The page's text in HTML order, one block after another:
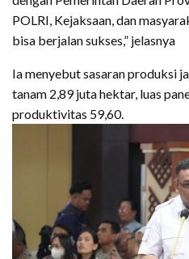
POLRI, Kejaksaan, dan
bisa berjalan sukses,” jelasnya
Ia menyebut sasaran produksi
tanam 2,89 juta hektar, luas
produktivitas 59,60.